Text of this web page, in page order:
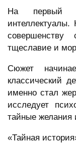
На первый
совершенству
тщеславие и
Сюжет
классический
именно стал
исследует
тайные желания
«Тайная